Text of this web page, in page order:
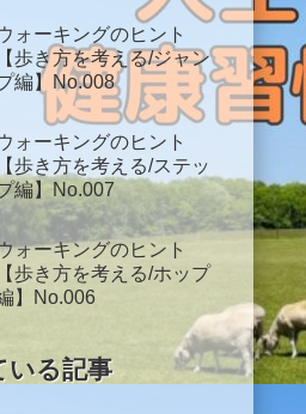
ォーキングのヒント
【歩き方を考える/ジャン
編】No.008
ォーキングのヒント
歩き方を考える/ステッ
編】No.007
ォーキングのヒント
【歩き方を考える/ホップ
】No.006
いる記事